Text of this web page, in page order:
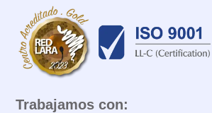
Trabajamos con: